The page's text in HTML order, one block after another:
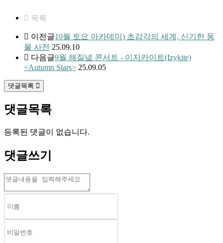
목록
이전글10월 토요 아카데미) 초감각의 세계, 신기한 동
물 사전 25.09.10
다음글9월 해질녘 콘서트 - 이지카이트(Izykite)
<Autumn Stars> 25.09.05
댓글목록
댓글목록
등록된 댓글이 없습니다.
댓글쓰기